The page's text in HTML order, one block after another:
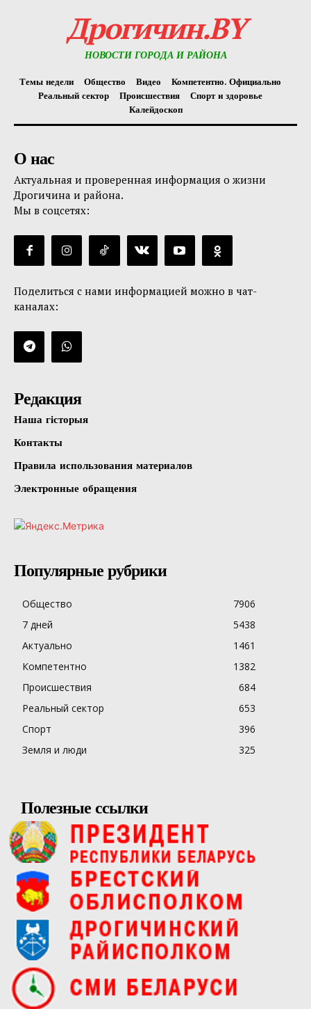
Дрогичин.BY
НОВОСТИ ГОРОДА И РАЙОНА
Темы недели Общество Видео
Компетентно. Официально
Реальный сектор
Происшествия
Спорт и здоровье
Калейдоскоп
О нас
Актуальная и проверенная информация о жизни
Дрогичина и района.
Мы в соцсетях:
Поделиться с нами информацией можно в чат-
каналах:
Редакция
Наша гісторыя
Контакты
Правила использования материалов
Электронные обращения
Популярные рубрики
Общество
7906
7 дней
5438
Актуально
1461
Компетентно
1382
Происшествия
684
Реальный сектор
653
Спорт
396
Земля и люди
325
Полезные ссылки